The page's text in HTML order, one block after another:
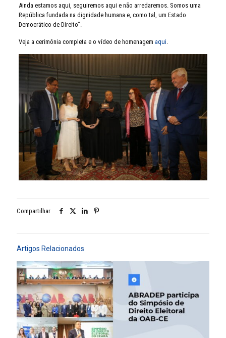
Ainda estamos aqui, seguiremos aqui e não arredaremos. Somos uma
República fundada na dignidade humana e, como tal, um Estado
Democrático de Direito”.
Veja a cerimônia completa e o vídeo de homenagem aqui.
Compartilhar
Artigos Relacionados